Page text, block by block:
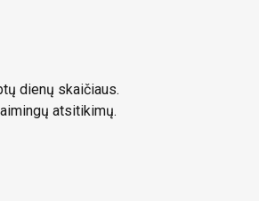
dienų skaičiaus.
atsitikimų.